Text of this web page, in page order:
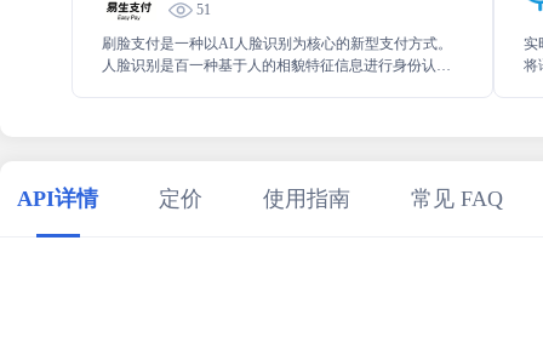
51
刷脸支付是一种以AI人脸识别为核心的新型支付方式。
人脸识别是百一种基于人的相貌特征信息进行身份认证
实
将
API详情 定价 使用指南 常见 FAQ